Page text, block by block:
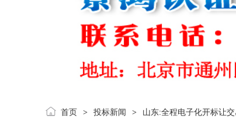
首页 > 投标新闻 > 山东:全程电子化开标让